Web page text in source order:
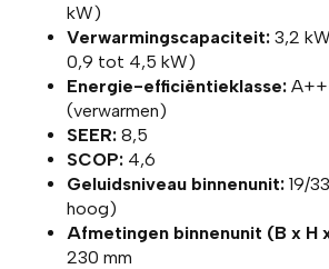
kW)
Verwarmingscapaciteit: 3,2
0,9 tot 4,5 kW)
Energie-efficiëntieklasse:
(verwarmen)
SEER: 8,5
SCOP: 4,6
Geluidsniveau binnenunit: 19/
hoog)
Afmetingen binnenunit (B x H
230 mm